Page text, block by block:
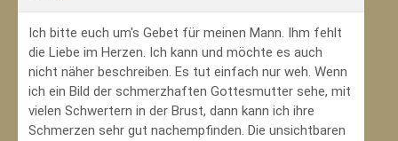
Ich bitte euch um's Gebet für meinen Mann. Ihm fehlt
die Liebe im Herzen. Ich kann und möchte es auch
nicht näher beschreiben. Es tut einfach nur weh. Wenn
ich ein Bild der schmerzhaften Gottesmutter sehe, mit
vielen Schwertern in der Brust, dann kann ich ihre
Schmerzen sehr gut nachempfinden. Die unsichtbaren